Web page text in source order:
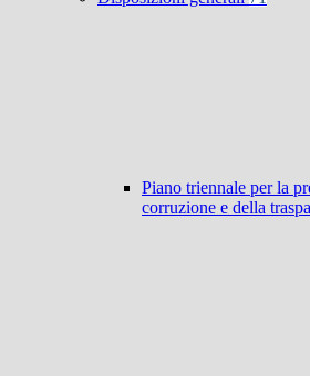
Piano triennale per la
corruzione e della